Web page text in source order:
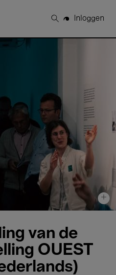
Zoeken
Inloggen
+
van de
OUEST